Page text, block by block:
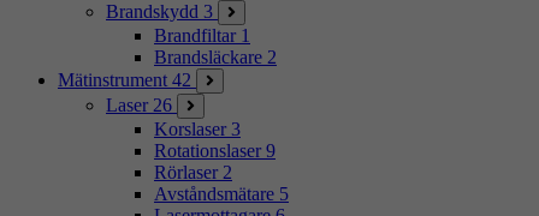
Brandskydd 3
Brandfiltar 1
Brandsläckare 2
Mätinstrument 42
Laser 26
Korslaser 3
Rotationslaser 9
Rörlaser 2
Avståndsmätare 5